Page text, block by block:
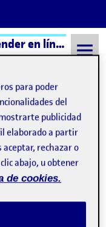
M1.130 – Enseñar y aprender en línea – Aula 3
Reto 3
3
para poder
del
publicidad
elaborado a partir
aceptar, rechazar o
abajo, u obtener
de cookies.